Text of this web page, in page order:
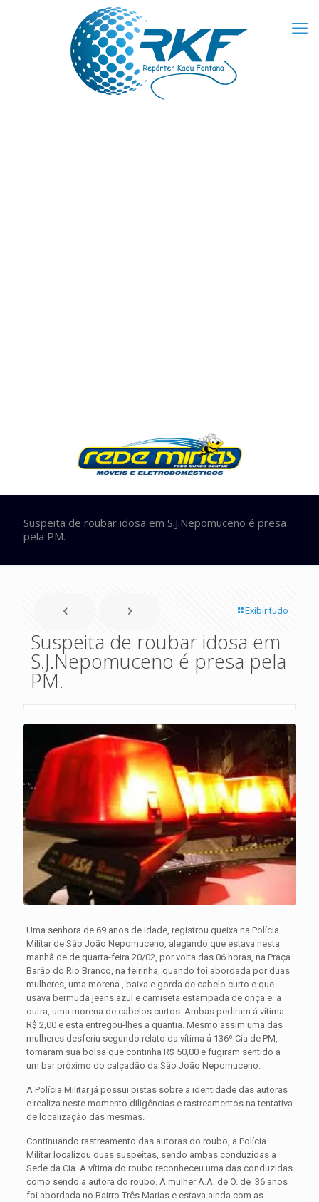
Suspeita de roubar idosa em S.J.Nepomuceno é presa
pela PM.
Exibir tudo
Suspeita de roubar idosa em
S.J.Nepomuceno é presa pela
PM.
Uma senhora de 69 anos de idade, registrou queixa na Polícia
Militar de São João Nepomuceno, alegando que estava nesta
manhã de de quarta-feira 20/02, por volta das 06 horas, na Praça
Barão do Rio Branco, na feirinha, quando foi abordada por duas
mulheres, uma morena , baixa e gorda de cabelo curto e que
usava bermuda jeans azul e camiseta estampada de onça e a
outra, uma morena de cabelos curtos. Ambas pediram á vítima
R$ 2,00 e esta entregou-lhes a quantia. Mesmo assim uma das
mulheres desferiu segundo relato da vítima á 136º Cia de PM,
tomaram sua bolsa que continha R$ 50,00 e fugiram sentido a
um bar próximo do calçadão da São João Nepomuceno.
A Polícia Militar já possui pistas sobre a identidade das autoras
e realiza neste momento diligências e rastreamentos na tentativa
de localização das mesmas.
Continuando rastreamento das autoras do roubo, a Polícia
Militar localizou duas suspeitas, sendo ambas conduzidas a
Sede da Cia. A vítima do roubo reconheceu uma das conduzidas
como sendo a autora do roubo. A mulher A.A. de O. de 36 anos
foi abordada no Bairro Três Marias e estava ainda com as